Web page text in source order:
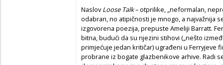
NaslovLoose Talk– otprilike, „neformalan,
odabran, no atipičnosti je mnogo, a najvažnija
izgovorena poezija, prepuste Ameliji Barratt.
bitna, budući da su njezini stihovi („nešto
primjećuje jedan kritičar) ugrađeni u Ferryjeve
probrane iz bogate glazbenikove arhive. Radi